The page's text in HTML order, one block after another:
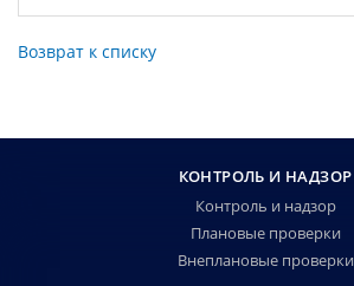
Возврат к списку
КОНТРОЛЬ И НАДЗОР
Контроль и надзор
Плановые проверки
Внеплановые проверки